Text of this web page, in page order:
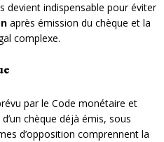
devient indispensable pour éviter
après émission du chèque et la
complexe.
par le Code monétaire et
chèque déjà émis, sous
d’opposition comprennent la